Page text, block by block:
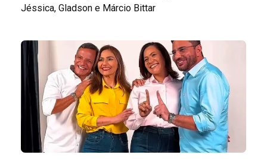
Jéssica, Gladson e Márcio Bittar